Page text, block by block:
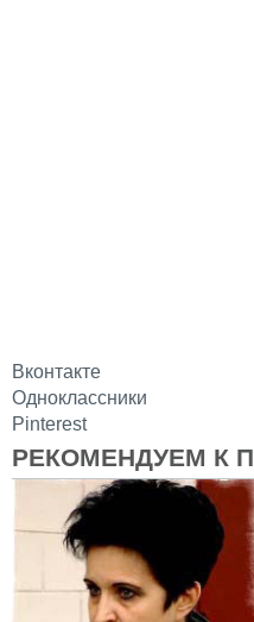
Вконтакте
Одноклассники
Pinterest
РЕКОМЕНДУЕМ К